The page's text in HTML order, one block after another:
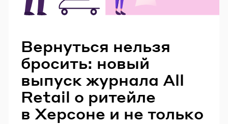
Вернуться нельзя
бросить: новый
выпуск журнала All
Retail о ритейле
в Херсоне и не только